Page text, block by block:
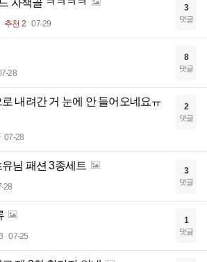
자책골 ㅋㅋㅋㅋ
추천 2 07-29
3
댓글
28
8
댓글
내려간 거 눈에 안 들어오네요ㅠ
07-28
2
댓글
님 패션 3종세트
28
3
댓글
07-25
1
댓글